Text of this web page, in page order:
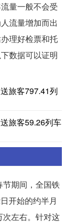
量一般不会受
流量增加而出
理好检票和托
数据可以证明
旅客797.41列
旅客59.26列车
期间，全国铁
开始的约半月
左右。针对这